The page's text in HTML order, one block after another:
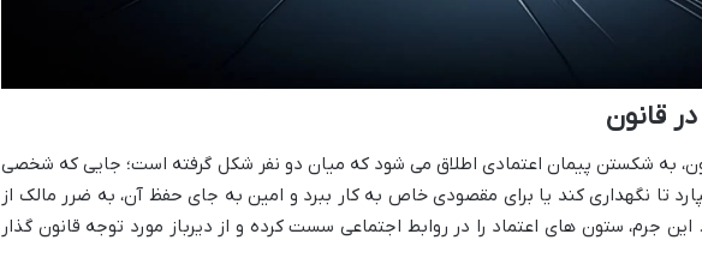
قانون
به شکستن پیمان اعتمادی اطلاق می شود که میان دو نفر شکل گرفته است؛ جایی که شخصی
تا نگهداری کند یا برای مقصودی خاص به کار ببرد و امین به جای حفظ آن، به ضرر مالک از
جرم، ستون های اعتماد را در روابط اجتماعی سست کرده و از دیرباز مورد توجه قانون گذار